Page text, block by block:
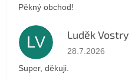
Pěkný obchod!
LV Luděk Vostry
Hodnocení
28.7.2026
Super, děkuji.